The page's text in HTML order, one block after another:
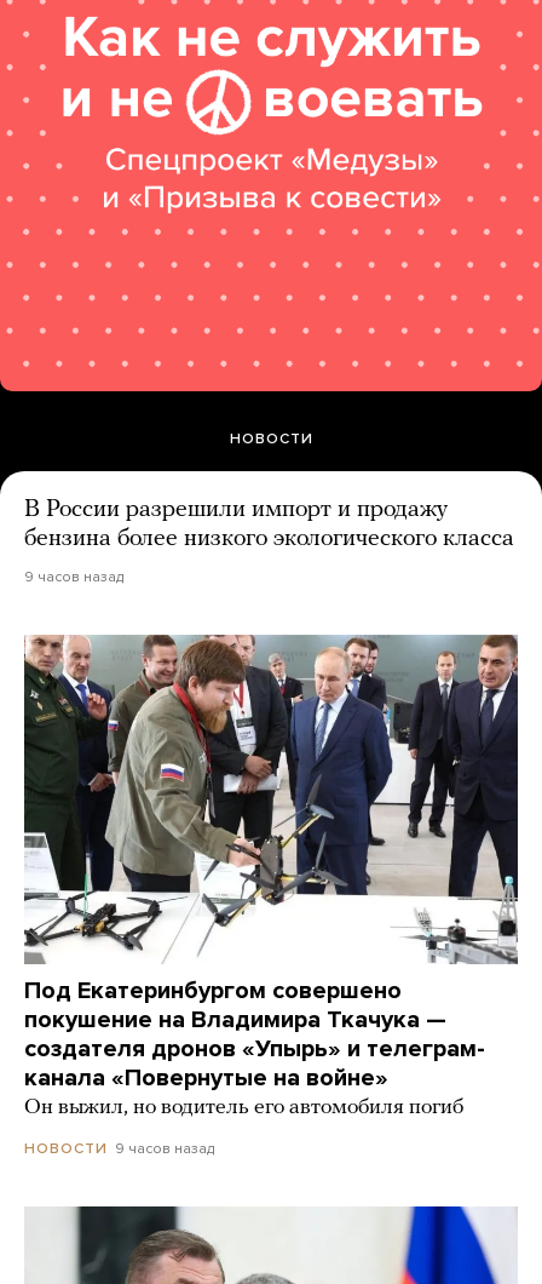
НОВОСТИ
В России разрешили импорт и продажу
бензина более низкого экологического класса
9 часов назад
Под Екатеринбургом совершено
покушение на Владимира Ткачука —
создателя дронов «Упырь» и телеграм-
канала «Повернутые на войне»
Он выжил, но водитель его автомобиля погиб
НОВОСТИ 9 часов назад